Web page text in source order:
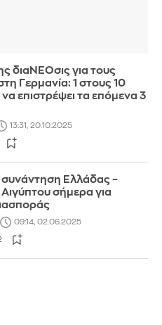
διαΝΕΟσις για τους
Γερμανία: 1 στους 10
να επιστρέψει τα επόμενα 3
13:31, 20.10.2025
συνάντηση Ελλάδας –
σήμερα για
09:14, 02.06.2025